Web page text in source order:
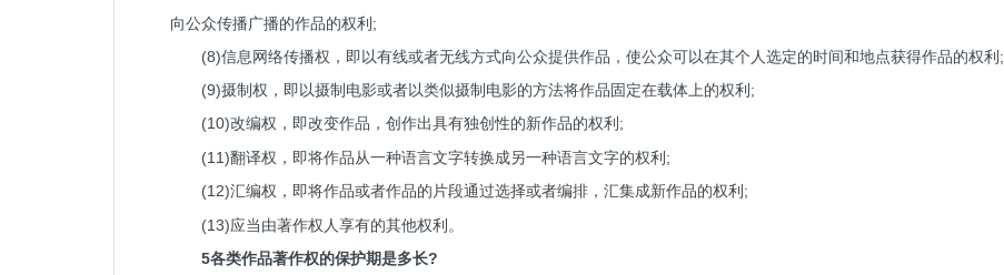
向公众传播广播的作品的权利;
(8)信息网络传播权，即以有线或者无线方式向公众提供作品，使公众可以在其个人选定的时间和地点获得作品的权利;
(9)摄制权，即以摄制电影或者以类似摄制电影的方法将作品固定在载体上的权利;
(10)改编权 ，即改变作品，创作出具有独创性的新作品的权利;
(11)翻译权，即将作品从一种语言文字转换成另一种语言文字的权利;
(12)汇编权 ，即将作品或者作品的片段通过选择或者编排，汇集成新作品的权利;
(13)应当由著作权人享有的其他权利。
5各类作品著作权的保护期是多长?